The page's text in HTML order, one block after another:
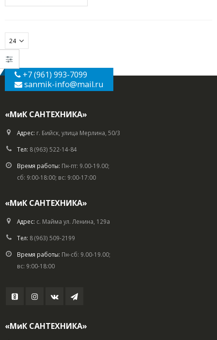
+7 (961) 993-7099
sanmik-info@mail.ru
«МиК САНТЕХНИКА»
Адрес: г. Бийск, улица Мерлина, 50/3
Тел: 8 (963) 522-14-84
Время работы: Пн-пт: 9.00-19.00;
сб: 9:00-18:00; вс: 9:00-17:00
«МиК САНТЕХНИКА»
Адрес: с. Майма ул. Ленина, 129а
Тел: 8 (963) 509-2199
Время работы: Пн-сб: 9.00-19.00;
вс: 9:00-18:00
«МиК САНТЕХНИКА»